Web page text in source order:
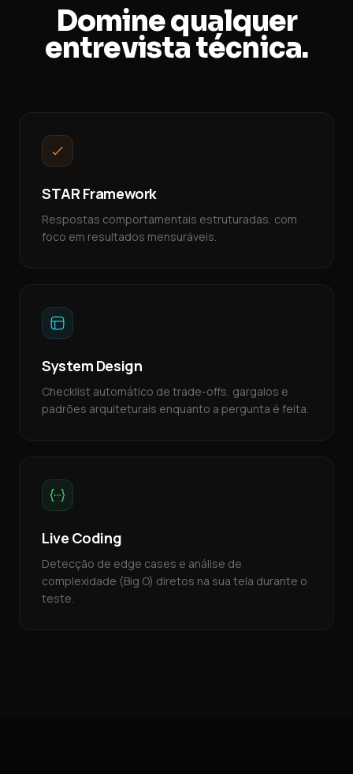
Domine qualquer
entrevista técnica.
STAR Framework
Respostas comportamentais estruturadas, com
foco em resultados mensuráveis.
System Design
Checklist automático de trade-offs, gargalos e
padrões arquiteturais enquanto a pergunta é feita.
Live Coding
Detecção de edge cases e análise de
complexidade (Big O) diretos na sua tela durante o
teste.